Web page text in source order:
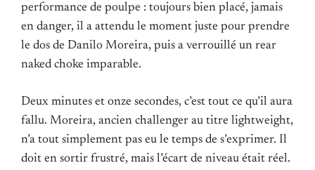
performance de poulpe : toujours bien placé, jamais
en danger, il a attendu le moment juste pour prendre
le dos de Danilo Moreira, puis a verrouillé un rear
naked choke imparable.
Deux minutes et onze secondes, c’est tout ce qu’il aura
fallu. Moreira, ancien challenger au titre lightweight,
n’a tout simplement pas eu le temps de s’exprimer. Il
doit en sortir frustré, mais l’écart de niveau était réel.